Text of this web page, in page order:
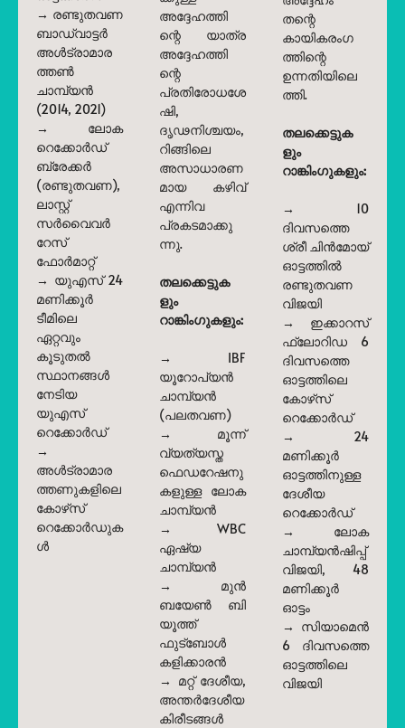
→ രണ്ടുതവണ
ബാഡ്‌വാട്ടർ
അൾട്രാമാര
ത്തൺ
ചാമ്പ്യൻ
(2014, 2021)
→ ലോക
റെക്കോർഡ്
ബ്രേക്കർ
(രണ്ടുതവണ),
ലാസ്റ്റ്
സർവൈവർ
റേസ്
ഫോർമാറ്റ്
→ യുഎസ് 24
മണിക്കൂർ
ടീമിലെ
ഏറ്റവും
കൂടുതൽ
സ്ഥാനങ്ങൾ
നേടിയ
യുഎസ്
റെക്കോർഡ്
→
അൾട്രാമാര
ത്തണുകളിലെ
കോഴ്‌സ്
റെക്കോർഡുക
ൾ
അദ്ദേഹത്തി
ന്റെ യാത്ര
അദ്ദേഹത്തി
ന്റെ
പ്രതിരോധശേ
ഷി,
ദൃഢനിശ്ചയം,
റിങ്ങിലെ
അസാധാരണ
മായ കഴിവ്
എന്നിവ
പ്രകടമാക്കു
ന്നു.
തലക്കെട്ടുക
ളും
റാങ്കിംഗുകളും:
→ IBF
യൂറോപ്യൻ
ചാമ്പ്യൻ
(പലതവണ)
→ മൂന്ന്
വ്യത്യസ്ത
ഫെഡറേഷനു
കളുള്ള ലോക
ചാമ്പ്യൻ
→ WBC
ഏഷ്യ
ചാമ്പ്യൻ
→ മുൻ
ബയേൺ ബി
യൂത്ത്
ഫുട്ബോൾ
കളിക്കാരൻ
→ മറ്റ് ദേശീയ,
അന്തർദേശീയ
കിരീടങ്ങൾ
തന്റെ
കായികരംഗ
ത്തിന്റെ
ഉന്നതിയിലെ
ത്തി.
തലക്കെട്ടുക
ളും
റാങ്കിംഗുകളും:
→ 10
ദിവസത്തെ
ശ്രീ ചിൻമോയ്
ഓട്ടത്തിൽ
രണ്ടുതവണ
വിജയി
→ ഇക്കാറസ്
ഫ്ലോറിഡ 6
ദിവസത്തെ
ഓട്ടത്തിലെ
കോഴ്‌സ്
റെക്കോർഡ്
→ 24
മണിക്കൂർ
ഓട്ടത്തിനുള്ള
ദേശീയ
റെക്കോർഡ്
→ ലോക
ചാമ്പ്യൻഷിപ്പ്
വിജയി, 48
മണിക്കൂർ
ഓട്ടം
→ സിയാമെൻ
6 ദിവസത്തെ
ഓട്ടത്തിലെ
വിജയി